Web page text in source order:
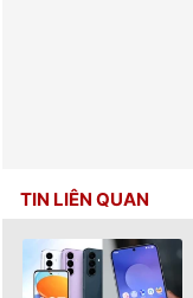
TIN LIÊN QUAN